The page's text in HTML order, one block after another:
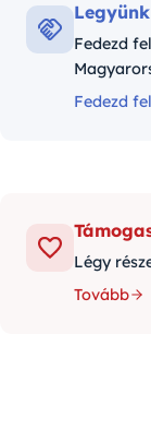
Fedezd
Fedezd
Légy
Tovább